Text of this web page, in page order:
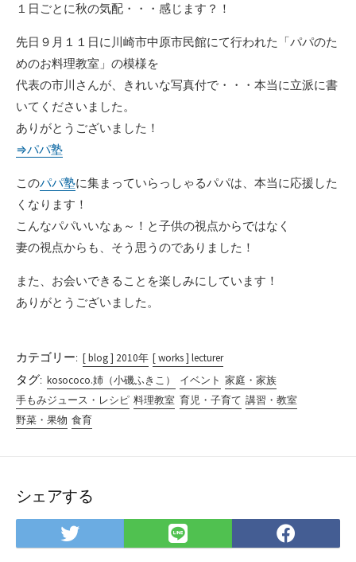
１日ごとに秋の気配・・・感じます？！
先日９月１１日に川崎市中原市民館にて行われた「パパのた
めのお料理教室」の模様を
代表の市川さんが、きれいな写真付で・・・本当に立派に書
いてくださいました。
ありがとうございました！
⇒パパ塾
このパパ塾に集まっていらっしゃるパパは、本当に応援した
くなります！
こんなパパいいなぁ～！と子供の視点からではなく
妻の視点からも、そう思うのでありました！
また、お会いできることを楽しみにしています！
ありがとうございました。
カテゴリー: [ blog ] 2010年 [ works ] lecturer
タグ: kosococo.姉（小磯ふきこ） イベント 家庭・家族
手もみジュース・レシピ 料理教室 育児・子育て 講習・教室
野菜・果物 食育
シェアする
Twitter
で
LINE
で
で